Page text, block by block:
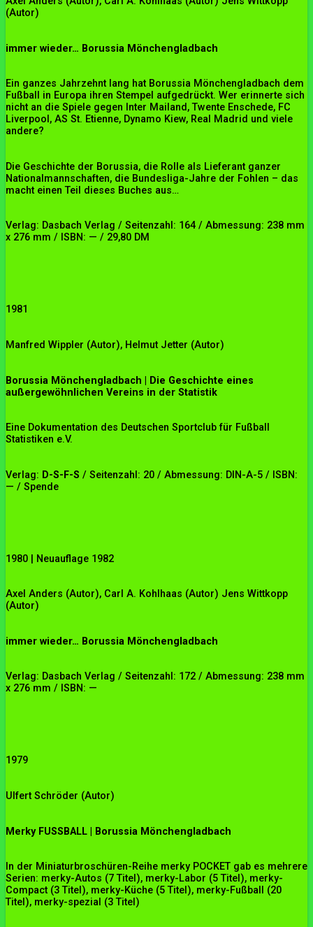
(Autor)
immer wieder… Borussia Mönchengladbach
Ein ganzes Jahrzehnt lang hat Borussia Mönchengladbach dem
Fußball in Europa ihren Stempel aufgedrückt. Wer erinnerte sich
nicht an die Spiele gegen Inter Mailand, Twente Enschede, FC
Liverpool, AS St. Etienne, Dynamo Kiew, Real Madrid und viele
andere?
Die Geschichte der Borussia, die Rolle als Lieferant ganzer
Nationalmannschaften, die Bundesliga-Jahre der Fohlen – das
macht einen Teil dieses Buches aus…
Verlag: Dasbach Verlag / Seitenzahl: 164 / Abmessung: 238 mm
x 276 mm / ISBN: — / 29,80 DM
1981
Manfred Wippler (Autor), Helmut Jetter (Autor)
Borussia Mönchengladbach | Die Geschichte eines
außergewöhnlichen Vereins in der Statistik
Eine Dokumentation des Deutschen Sportclub für Fußball
Statistiken e.V.
Verlag: D-S-F-S / Seitenzahl: 20 / Abmessung: DIN-A-5 / ISBN:
— / Spende
1980 | Neuauflage 1982
Axel Anders (Autor), Carl A. Kohlhaas (Autor) Jens Wittkopp
(Autor)
immer wieder… Borussia Mönchengladbach
Verlag: Dasbach Verlag / Seitenzahl: 172 / Abmessung: 238 mm
x 276 mm / ISBN: —
1979
Ulfert Schröder (Autor)
Merky FUSSBALL | Borussia Mönchengladbach
In der Miniaturbroschüren-Reihe merky POCKET gab es mehrere
Serien: merky-Autos (7 Titel), merky-Labor (5 Titel), merky-
Compact (3 Titel), merky-Küche (5 Titel), merky-Fußball (20
Titel), merky-spezial (3 Titel)